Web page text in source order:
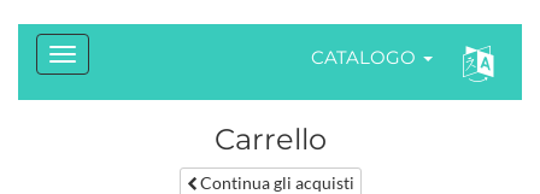
CATALOGO
Carrello
Continua gli acquisti